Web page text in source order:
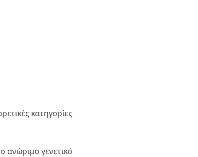
κατηγορίες
ανώριμο γενετικό